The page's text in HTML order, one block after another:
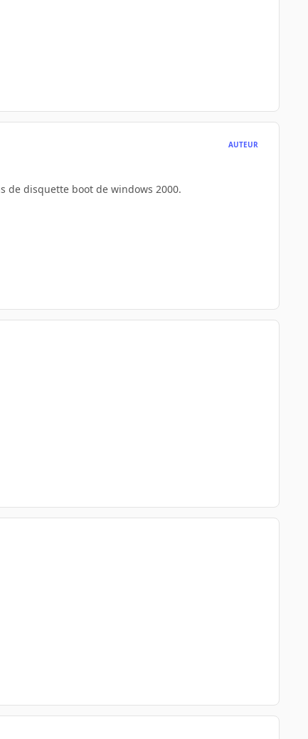
AUTEUR
de disquette boot de windows 2000.